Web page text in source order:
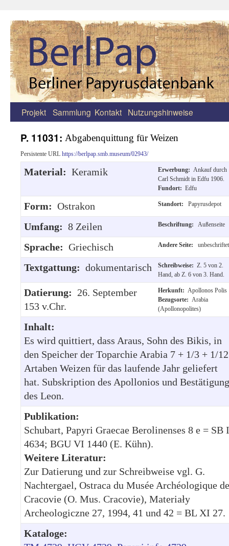
Zum
springen
Projekt Sammlung Kontakt Nutzungshinweise
P. 11031: Abgabenquittung für Weizen
Persistente URL https://berlpap.smb.museum/02943/
Material: Keramik Erwerbung: Ankauf durch
Carl Schmidt in Edfu 1906.
Fundort: Edfu
Form: Ostrakon Standort: Papyrusdepot
Umfang: 8 Zeilen Beschriftung: Außenseite
Sprache: Griechisch Andere Seite: unbeschriftet
Textgattung: dokumentarisch Schreibweise: Z. 5 von 2.
Hand, ab Z. 6 von 3. Hand.
Datierung: 26. September
153 v.Chr.
Herkunft: Apollonos Polis
Bezugsorte: Arabia
(Apollonopolites)
Inhalt:
Es wird quittiert, dass Araus, Sohn des Bikis, in
den Speicher der Toparchie Arabia 7 + 1/3 + 1/12
Artaben Weizen für das laufende Jahr geliefert
hat. Subskription des Apollonios und Bestätigung
des Leon.
Publikation:
Schubart, Papyri Graecae Berolinenses 8 e = SB I
4634; BGU VI 1440 (E. Kühn).
Weitere Literatur:
Zur Datierung und zur Schreibweise vgl. G.
Nachtergael, Ostraca du Musée Archéologique de
Cracovie (O. Mus. Cracovie), Materiały
Archeologiczne 27, 1994, 41 und 42 = BL XI 27.
Kataloge: